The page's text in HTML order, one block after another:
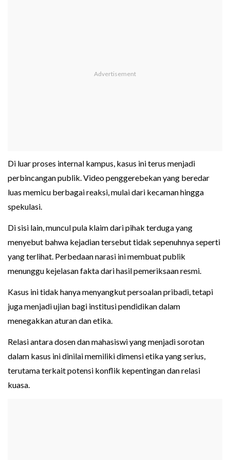
Di luar proses internal kampus, kasus ini terus menjadi
perbincangan publik. Video penggerebekan yang beredar
luas memicu berbagai reaksi, mulai dari kecaman hingga
spekulasi.
Di sisi lain, muncul pula klaim dari pihak terduga yang
menyebut bahwa kejadian tersebut tidak sepenuhnya seperti
yang terlihat. Perbedaan narasi ini membuat publik
menunggu kejelasan fakta dari hasil pemeriksaan resmi.
Kasus ini tidak hanya menyangkut persoalan pribadi, tetapi
juga menjadi ujian bagi institusi pendidikan dalam
menegakkan aturan dan etika.
Relasi antara dosen dan mahasiswi yang menjadi sorotan
dalam kasus ini dinilai memiliki dimensi etika yang serius,
terutama terkait potensi konflik kepentingan dan relasi
kuasa.